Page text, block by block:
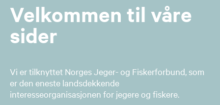
Velkommen til våre
sider
Vi er tilknyttet Norges Jeger- og Fiskerforbund, som
er den eneste landsdekkende
interesseorganisasjonen for jegere og fiskere.